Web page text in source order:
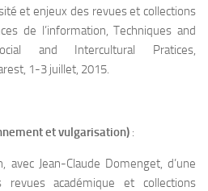
et enjeux des revues et collections
de l’information, Techniques and
and Intercultural Pratices,
1-3 juillet, 2015.
et vulgarisation) :
avec Jean-Claude Domenget, d’une
académique et collections